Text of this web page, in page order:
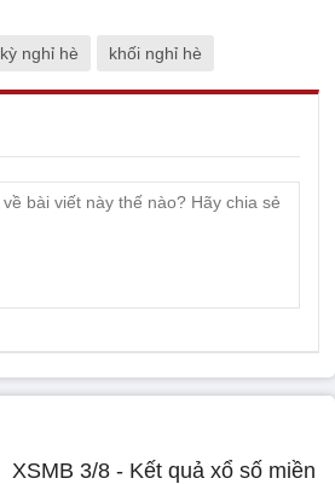
kỳ nghỉ hè khối nghỉ hè
XSMB 3/8 - Kết quả xổ số miền